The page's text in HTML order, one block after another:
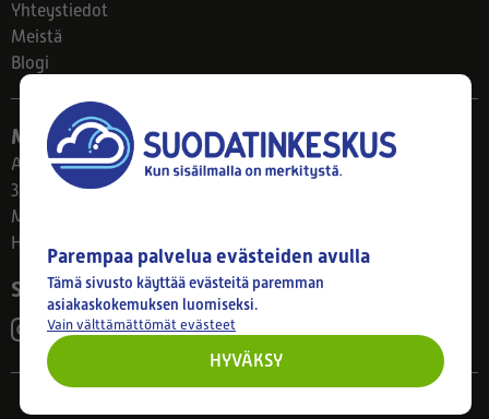
Yhteystiedot
Meistä
Blogi
Myymälä
Ahlmanintie 61
33800 Tampere
Ma–Pe 8–17
Huom! Myymälän poikkeusaukiolot: 27.7.-21.8. klo 8-16
Seuraa meitä
Parempaa palvelua evästeiden avulla
Tämä sivusto käyttää evästeitä paremman
asiakaskokemuksen luomiseksi.
Vain välttämättömät evästeet
HYVÄKSY